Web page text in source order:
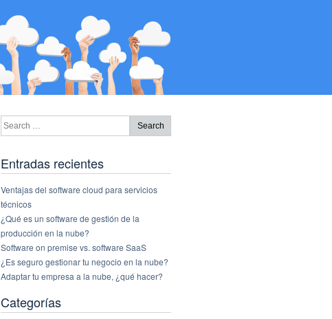
Entradas recientes
Ventajas del software cloud para servicios
técnicos
¿Qué es un software de gestión de la
producción en la nube?
Software on premise vs. software SaaS
¿Es seguro gestionar tu negocio en la nube?
Adaptar tu empresa a la nube, ¿qué hacer?
Categorías